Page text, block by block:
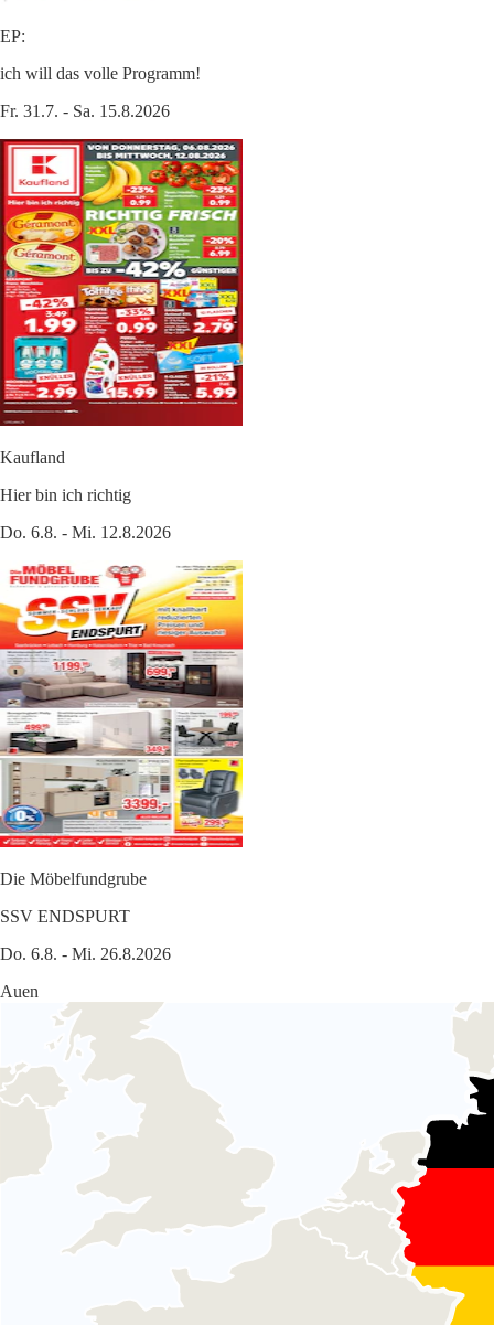
EP:
ich will das volle Programm!
Fr. 31.7. - Sa. 15.8.2026
Kaufland
Hier bin ich richtig
Do. 6.8. - Mi. 12.8.2026
Die Möbelfundgrube
SSV ENDSPURT
Do. 6.8. - Mi. 26.8.2026
Auen